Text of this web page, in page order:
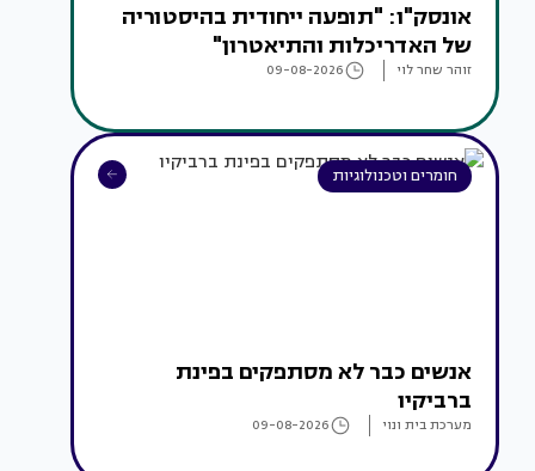
אונסק"ו: "תופעה ייחודית בהיסטוריה
של האדריכלות והתיאטרון"
זוהר שחר לוי 09-08-2026
חומרים וטכנולוגיות
אנשים כבר לא מסתפקים בפינת
ברביקיו
מערכת בית ונוי 09-08-2026